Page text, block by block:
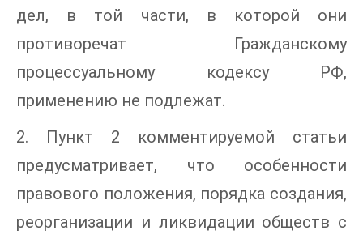
дел, в той части, в которой они
противоречат Гражданскому
процессуальному кодексу РФ,
применению не подлежат.
2. Пункт 2 комментируемой статьи
предусматривает, что особенности
правового положения, порядка создания,
реорганизации и ликвидации обществ с